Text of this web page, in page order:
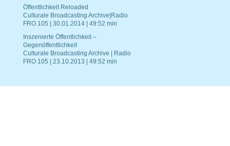
Öffentlichkeit Reloaded
Culturale Broadcasting Archive|Radio
FRO 105 | 30.01.2014 | 49:52 min
Inszenierte Öffentlichkeit –
Gegenöffentlichkeit
Culturale Broadcasting Archive | Radio
FRO 105 | 23.10.2013 | 49:52 min